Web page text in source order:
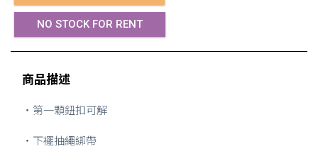
NO STOCK FOR RENT
商品描述
・第一顆鈕扣可解
・下襬抽繩綁帶